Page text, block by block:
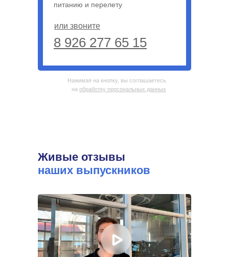
Нажимая на кнопку, вы соглашаетесь
на обработку персональных данных
или звоните
питанию и перелету
8 926 277 65 15
Живые отзывы
наших выпускников